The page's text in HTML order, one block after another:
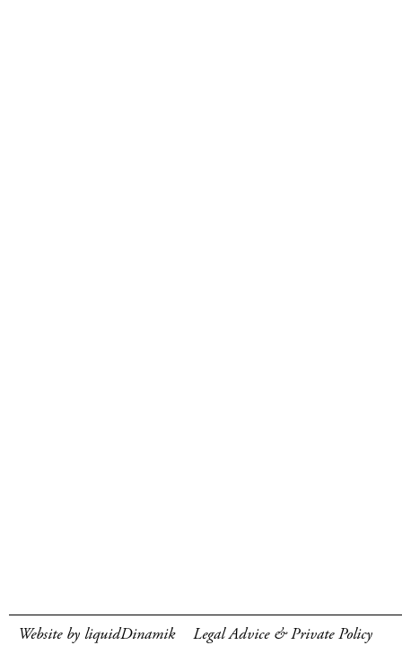
Website by liquidDinamik Legal Advice & Private Policy